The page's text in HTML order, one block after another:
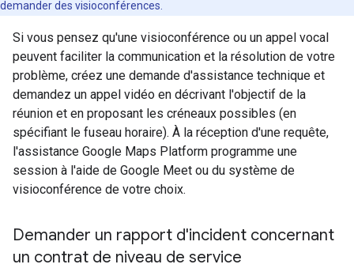
demander des visioconférences.
Si vous pensez qu'une visioconférence ou un appel vocal
peuvent faciliter la communication et la résolution de votre
problème, créez une demande d'assistance technique et
demandez un appel vidéo en décrivant l'objectif de la
réunion et en proposant les créneaux possibles (en
spécifiant le fuseau horaire). À la réception d'une requête,
l'assistance Google Maps Platform programme une
session à l'aide de Google Meet ou du système de
visioconférence de votre choix.
Demander un rapport d'incident concernant
un contrat de niveau de service